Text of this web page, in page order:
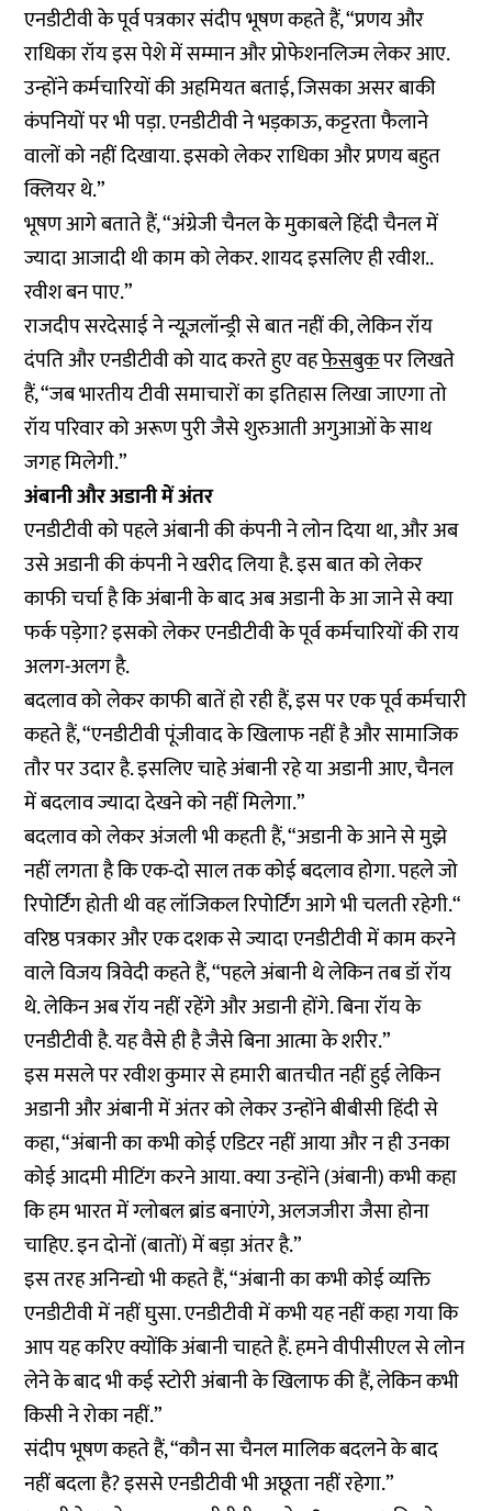
एनडीटीवी के पूर्व पत्रकार संदीप भूषण कहते हैं, “प्रणय और
राधिका रॉय इस पेशे में सम्मान और प्रोफेशनलिज्म लेकर आए.
उन्होंने कर्मचारियों की अहमियत बताई, जिसका असर बाकी
कंपनियों पर भी पड़ा. एनडीटीवी ने भड़काऊ, कट्टरता फैलाने
वालों को नहीं दिखाया. इसको लेकर राधिका और प्रणय बहुत
क्लियर थे.”
भूषण आगे बताते हैं, “अंग्रेजी चैनल के मुकाबले हिंदी चैनल में
ज्यादा आजादी थी काम को लेकर. शायद इसलिए ही रवीश..
रवीश बन पाए.”
राजदीप सरदेसाई ने न्यूज़लॉन्ड्री से बात नहीं की, लेकिन रॉय
दंपति और एनडीटीवी को याद करते हुए वहफेसबुकपर लिखते
हैं, “जब भारतीय टीवी समाचारों का इतिहास लिखा जाएगा तो
रॉय परिवार को अरूण पुरी जैसे शुरुआती अगुआओं के साथ
जगह मिलेगी.”
अंबानी और अडानी में अंतर
एनडीटीवी को पहले अंबानी की कंपनी ने लोन दिया था, और अब
उसे अडानी की कंपनी ने खरीद लिया है. इस बात को लेकर
काफी चर्चा है कि अंबानी के बाद अब अडानी के आ जाने से क्या
फर्क पड़ेगा? इसको लेकर एनडीटीवी के पूर्व कर्मचारियों की राय
अलग-अलग है.
बदलाव को लेकर काफी बातें हो रही हैं, इस पर एक पूर्व कर्मचारी
कहते हैं, “एनडीटीवी पूंजीवाद के खिलाफ नहीं है और सामाजिक
तौर पर उदार है. इसलिए चाहे अंबानी रहे या अडानी आए, चैनल
में बदलाव ज्यादा देखने को नहीं मिलेगा.”
बदलाव को लेकर अंजली भी कहती हैं, “अडानी के आने से मुझे
नहीं लगता है कि एक-दो साल तक कोई बदलाव होगा. पहले जो
रिपोर्टिंग होती थी वह लॉजिकल रिपोर्टिंग आगे भी चलती रहेगी.“
वरिष्ठ पत्रकार और एक दशक से ज्यादा एनडीटीवी में काम करने
वाले विजय त्रिवेदी कहते हैं, “पहले अंबानी थे लेकिन तब डॉ रॉय
थे. लेकिन अब रॉय नहीं रहेंगे और अडानी होंगे. बिना रॉय के
एनडीटीवी है. यह वैसे ही है जैसे बिना आत्मा के शरीर.”
इस मसले पर रवीश कुमार से हमारी बातचीत नहीं हुई लेकिन
अडानी और अंबानी में अंतर को लेकर उन्होंने बीबीसी हिंदी से
कहा, “अंबानी का कभी कोई एडिटर नहीं आया और न ही उनका
कोई आदमी मीटिंग करने आया. क्या उन्होंने (अंबानी) कभी कहा
कि हम भारत में ग्लोबल ब्रांड बनाएंगे, अलजजीरा जैसा होना
चाहिए. इन दोनों (बातों) में बड़ा अंतर है.”
इस तरह अनिन्द्यो भी कहते हैं, “अंबानी का कभी कोई व्यक्ति
एनडीटीवी में नहीं घुसा. एनडीटीवी में कभी यह नहीं कहा गया कि
आप यह करिए क्योंकि अंबानी चाहते हैं. हमने वीपीसीएल से लोन
लेने के बाद भी कई स्टोरी अंबानी के खिलाफ की हैं, लेकिन कभी
किसी ने रोका नहीं.”
संदीप भूषण कहते हैं, “कौन सा चैनल मालिक बदलने के बाद
नहीं बदला है? इससे एनडीटीवी भी अछूता नहीं रहेगा.”